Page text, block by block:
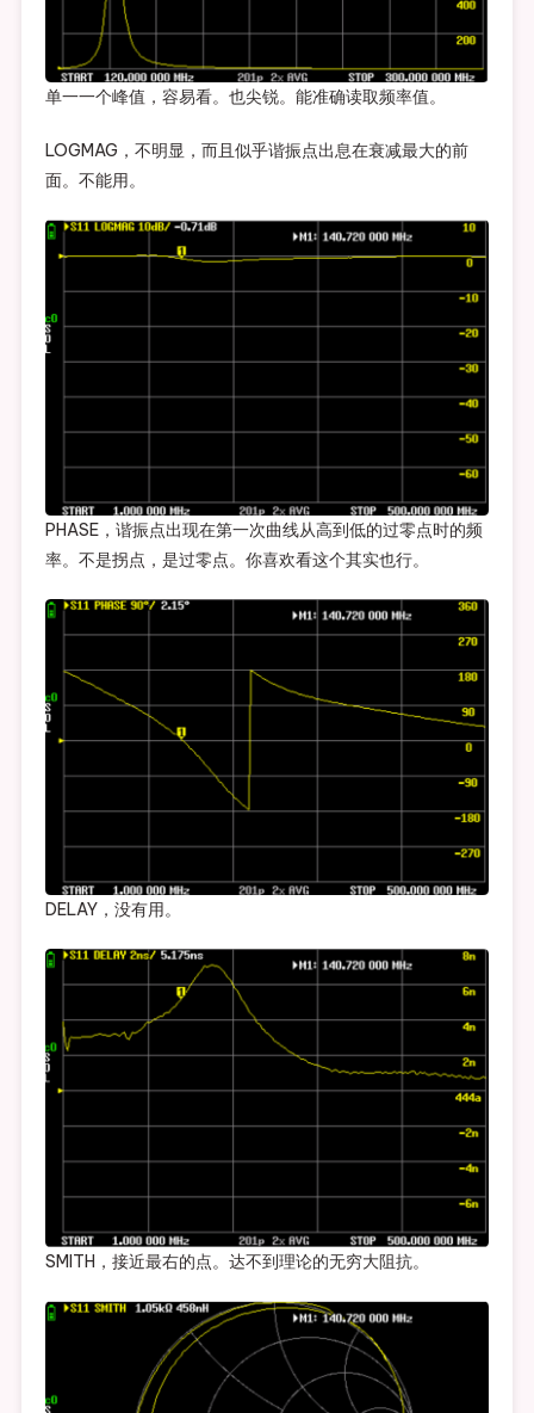
单一一个峰值，容易看。也尖锐。能准确读取频率值。
LOGMAG，不明显，而且似乎谐振点出息在衰减最大的前
面。不能用。
PHASE，谐振点出现在第一次曲线从高到低的过零点时的频
率。不是拐点，是过零点。你喜欢看这个其实也行。
DELAY，没有用。
SMITH，接近最右的点。达不到理论的无穷大阻抗。